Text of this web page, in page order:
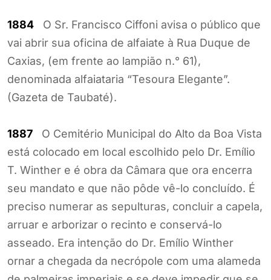
1884 O Sr. Francisco Ciffoni avisa o público que
vai abrir sua oficina de alfaiate à Rua Duque de
Caxias, (em frente ao lampião n.° 61),
denominada alfaiataria “Tesoura Elegante”.
(Gazeta de Taubaté).
1887 O Cemitério Municipal do Alto da Boa Vista
está colocado em local escolhido pelo Dr. Emílio
T. Winther e é obra da Câmara que ora encerra
seu mandato e que não pôde vê-lo concluído. É
preciso numerar as sepulturas, concluir a capela,
arruar e arborizar o recinto e conservá-lo
asseado. Era intenção do Dr. Emílio Winther
ornar a chegada da necrópole com uma alameda